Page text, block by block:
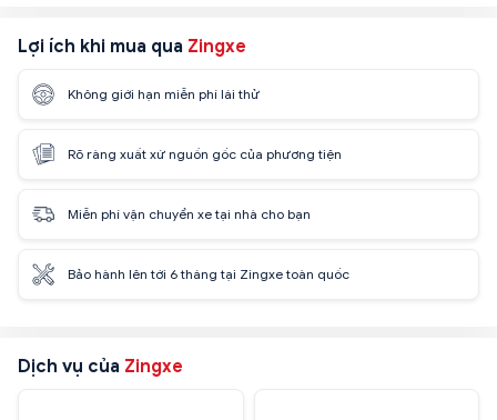
Lợi ích khi mua qua Zingxe
Không giới hạn miễn phí lái thử
Rõ ràng xuất xứ nguồn gốc của phương tiện
Miễn phí vận chuyển xe tại nhà cho bạn
Bảo hành lên tới 6 tháng tại Zingxe toàn quốc
Dịch vụ của Zingxe